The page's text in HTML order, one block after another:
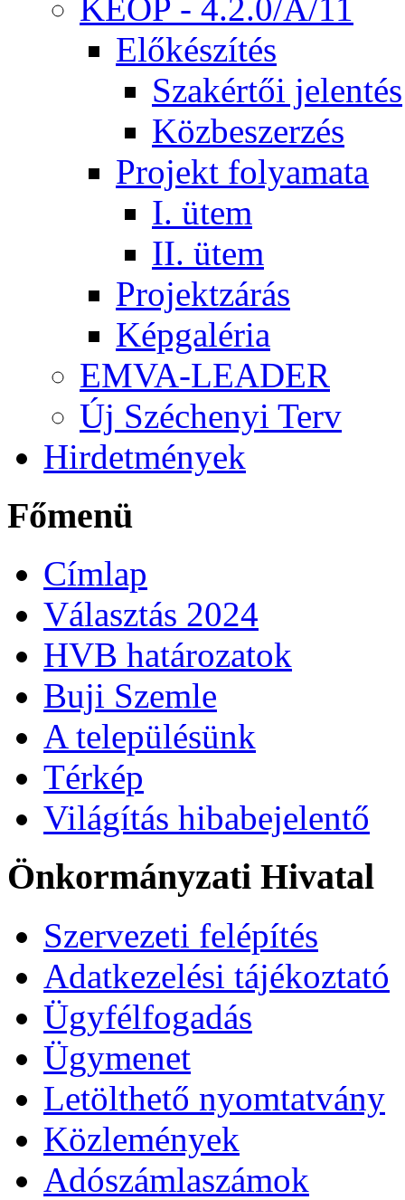
KEOP - 4.2.0/A/11
Előkészítés
Szakértői jelentés
Közbeszerzés
Projekt folyamata
I. ütem
II. ütem
Projektzárás
Képgaléria
EMVA-LEADER
Új Széchenyi Terv
Hirdetmények
Főmenü
Címlap
Választás 2024
HVB határozatok
Buji Szemle
A településünk
Térkép
Világítás hibabejelentő
Önkormányzati Hivatal
Szervezeti felépítés
Adatkezelési tájékoztató
Ügyfélfogadás
Ügymenet
Letölthető nyomtatvány
Közlemények
Adószámlaszámok